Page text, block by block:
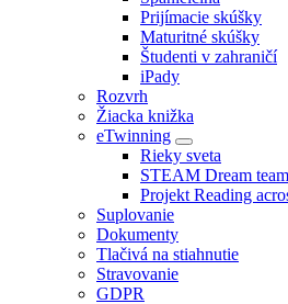
Prijímacie skúšky
Maturitné skúšky
Študenti v zahraničí
iPady
Rozvrh
Žiacka knižka
eTwinning
Rieky sveta
STEAM Dream
Projekt Reading
Suplovanie
Dokumenty
Tlačivá na stiahnutie
Stravovanie
GDPR